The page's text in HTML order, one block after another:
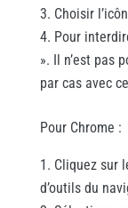
Choisir
Pour
». Il n’est pas
par cas avec
Pour Chrome :
Cliquez sur
d’outils du